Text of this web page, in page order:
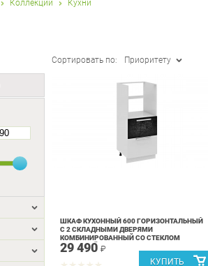
Коллекции Кухни
Сортировать по: Приоритету
ШКАФ КУХОННЫЙ 600 ГОРИЗОНТАЛЬНЫЙ
С 2 СКЛАДНЫМИ ДВЕРЯМИ
КОМБИНИРОВАННЫЙ СО СТЕКЛОМ
ЛЮБИМЫЙ ДОМ ВИНЧЕНЦА ЛД
29 490 ₽